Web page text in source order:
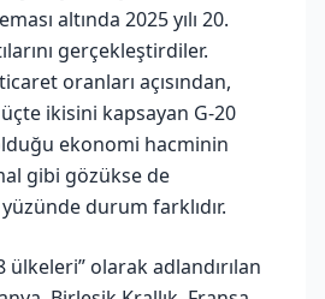
altında 2025 yılı 20.
gerçekleştirdiler.
oranları açısından,
ikisini kapsayan G-20
ekonomi hacminin
gibi gözükse de
durum farklıdır.
ülkeleri” olarak adlandırılan